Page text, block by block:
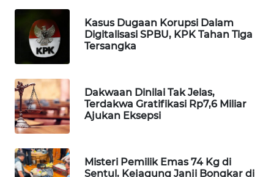
Kasus Dugaan Korupsi Dalam
Digitalisasi SPBU, KPK Tahan Tiga
Tersangka
Dakwaan Dinilai Tak Jelas,
Terdakwa Gratifikasi Rp7,6 Miliar
Ajukan Eksepsi
Misteri Pemilik Emas 74 Kg di
Sentul, Kejagung Janji Bongkar di
KONSUMEN
LISTRIK
MASYARAKAT
KELISTRIKAN
WALINKI
ID
MAWAKA